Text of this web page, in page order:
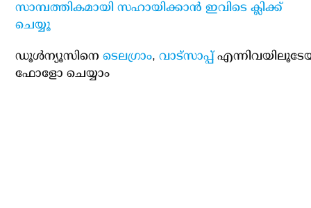
സാമ്പത്തികമായി സഹായിക്കാന്‍ ഇവിടെ ക്ലിക്ക്
ചെയ്യൂ
ഡൂള്‍ന്യൂസിനെടെലഗ്രാം,വാട്‌സാപ്പ്
ഫോളോ ചെയ്യാം